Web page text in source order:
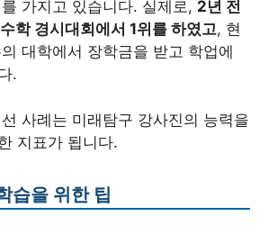
가지고 있습니다. 실제로, 2년 전
학 경시대회에서 1위를 하였고, 현
대학에서 장학금을 받고 학업에
.
사례는 미래탐구 강사진의 능력을
지표가 됩니다.
습을 위한 팁